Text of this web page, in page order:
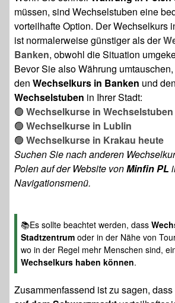
müssen, sind Wechselstuben eine
vorteilhafte Option. Der Wechselkurs
ist normalerweise günstiger als der
Banken, obwohl die Situation
Bevor Sie also Währung
den Wechselkurs in Banken und den
Wechselstuben in Ihrer Stadt:
🟢 Wechselkurse in
🟢 Wechselkurse in Lublin
🟢 Wechselkurse in Krakau heute
Suchen Sie nach anderen
Polen auf der Website vonMinfin PL
Navigationsmenü.
📚Es sollte beachtet werden, dass
Stadtzentrum oder in der Nähe von
wo in der Regel mehr Menschen sind,
Wechselkurs haben können.
Zusammenfassend ist zu sagen,